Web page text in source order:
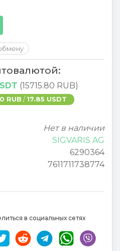
(15715.80 RUB)
RUB / 17.85 USDT
Нет в наличии
SIGVARIS AG
6290364
7611711738774
в социальных сетях